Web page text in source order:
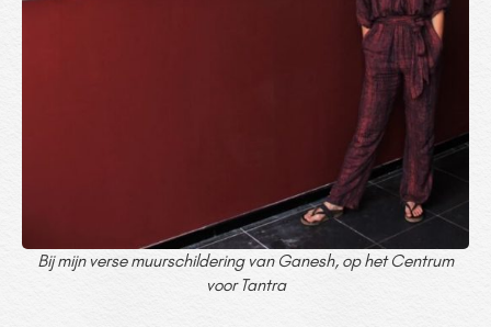
Bij mijn verse muurschildering van Ganesh, op het Centrum
voor Tantra